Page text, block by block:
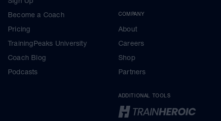
Become a Coach
Pricing
TrainingPeaks University
Coach Blog
Podcasts
COMPANY
About
Careers
Shop
Partners
ADDITIONAL TOOLS